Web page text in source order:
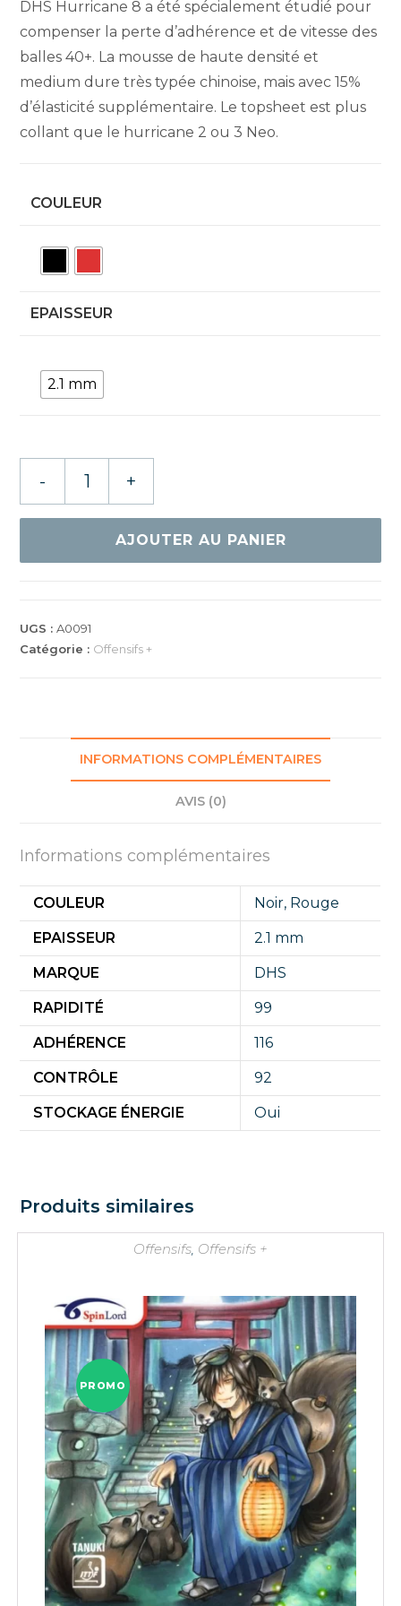
DHS Hurricane 8 a été spécialement étudié pour
compenser la perte d’adhérence et de vitesse des
balles 40+. La mousse de haute densité et
medium dure très typée chinoise, mais avec 15%
d’élasticité supplémentaire. Le topsheet est plus
collant que le hurricane 2 ou 3 Neo.
COULEUR
EPAISSEUR
2.1 mm
- +
AJOUTER AU PANIER
UGS :A0091
Catégorie : Offensifs +
INFORMATIONS COMPLÉMENTAIRES
AVIS (0)
Informations complémentaires
COULEUR Noir, Rouge
EPAISSEUR 2.1 mm
MARQUE DHS
RAPIDITÉ 99
ADHÉRENCE 116
CONTRÔLE 92
STOCKAGE ÉNERGIE Oui
Produits similaires
Offensifs, Offensifs +
PROMO